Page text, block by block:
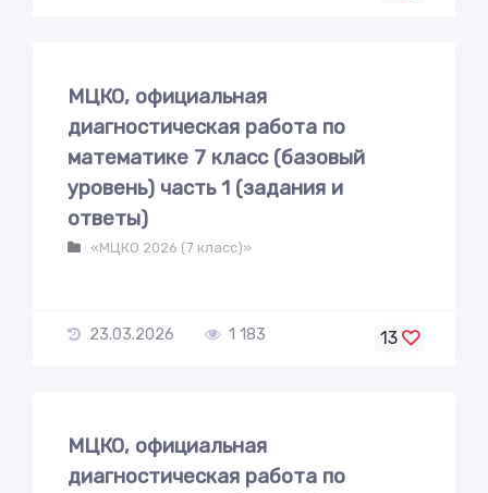
МЦКО, официальная
диагностическая работа по
математике 7 класс (базовый
уровень) часть 1 (задания и
ответы)
«МЦКО 2026 (7 класс)»
23.03.2026 1 183 13
МЦКО, официальная
диагностическая работа по